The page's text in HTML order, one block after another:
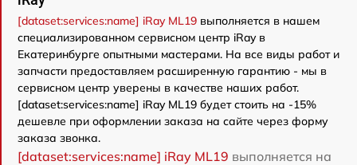
[dataset:services:name] iRay ML19 выполняется в нашем
специализированном сервисном центр iRay в
Екатеринбурге опытными мастерами. На все виды работ и
запчасти предоставляем расширенную гарантию - мы в
сервисном центр уверены в качестве наших работ.
[dataset:services:name] iRay ML19 будет стоить на -15%
дешевле при оформлении заказа на сайте через форму
заказа звонка.
[dataset:services:name] iRay ML19 выполняется на